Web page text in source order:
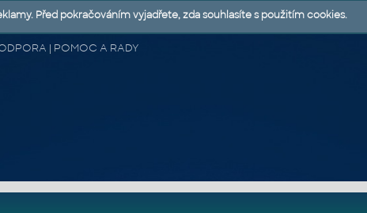
| POMOC A RADY
Před pokračováním vyjadřete, zda souhlasíte s použitím cookies.